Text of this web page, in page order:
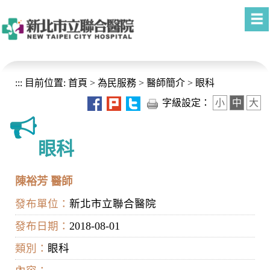
::: 目前位置: 首頁 > 為民服務 > 醫師簡介 > 眼科
字級設定：
小 中 大
眼科
陳裕芳 醫師
發布單位： 新北市立聯合醫院
發布日期： 2018-08-01
類別： 眼科